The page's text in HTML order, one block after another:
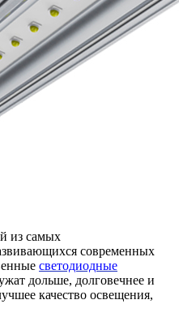
из самых
современных
светодиодные
дольше, долговечнее и
качество освещения,